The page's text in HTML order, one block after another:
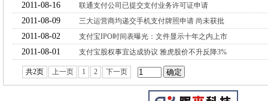
2011-08-16 联通支付公司已提交支付业务许可证申请
2011-08-09 三大运营商均递交手机支付牌照申请 尚未获批
2011-08-02 支付宝IPO时间表曝光：文件显示十年之内上市
2011-08-01 支付宝股权事宜达成协议 雅虎股价不升反降3%
共2页 上一页 1 2 下一页